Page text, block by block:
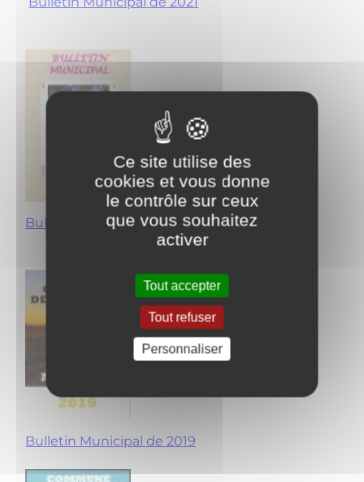
Bulletin Municipal de 2020
Bulletin Municipal de 2019
Ce site utilise des
cookies et vous donne
le contrôle sur ceux
que vous souhaitez
activer
Tout accepter
Tout refuser
Personnaliser